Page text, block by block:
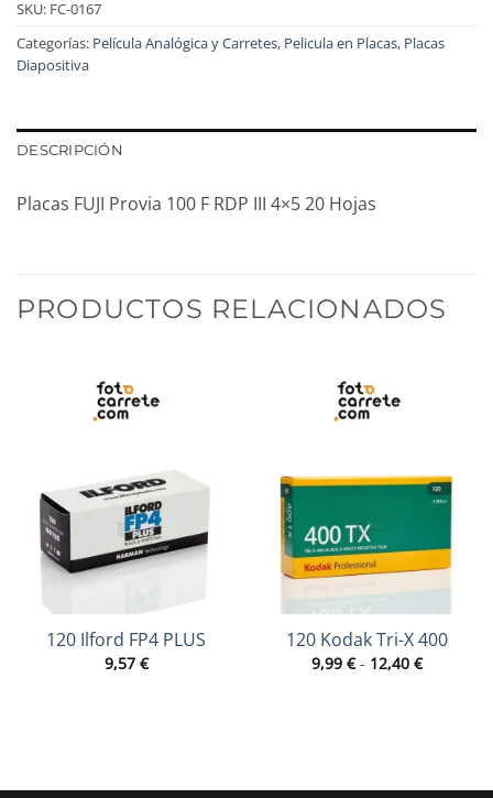
SKU: FC-0167
Categorías: Película Analógica y Carretes, Pelicula en Placas, Placas
Diapositiva
DESCRIPCIÓN
Placas FUJI Provia 100 F RDP III 4×5 20 Hojas
PRODUCTOS RELACIONADOS
120 Ilford FP4 PLUS
9,57 €
120 Kodak Tri-X 400
9,99 € - 12,40 €Rango
de